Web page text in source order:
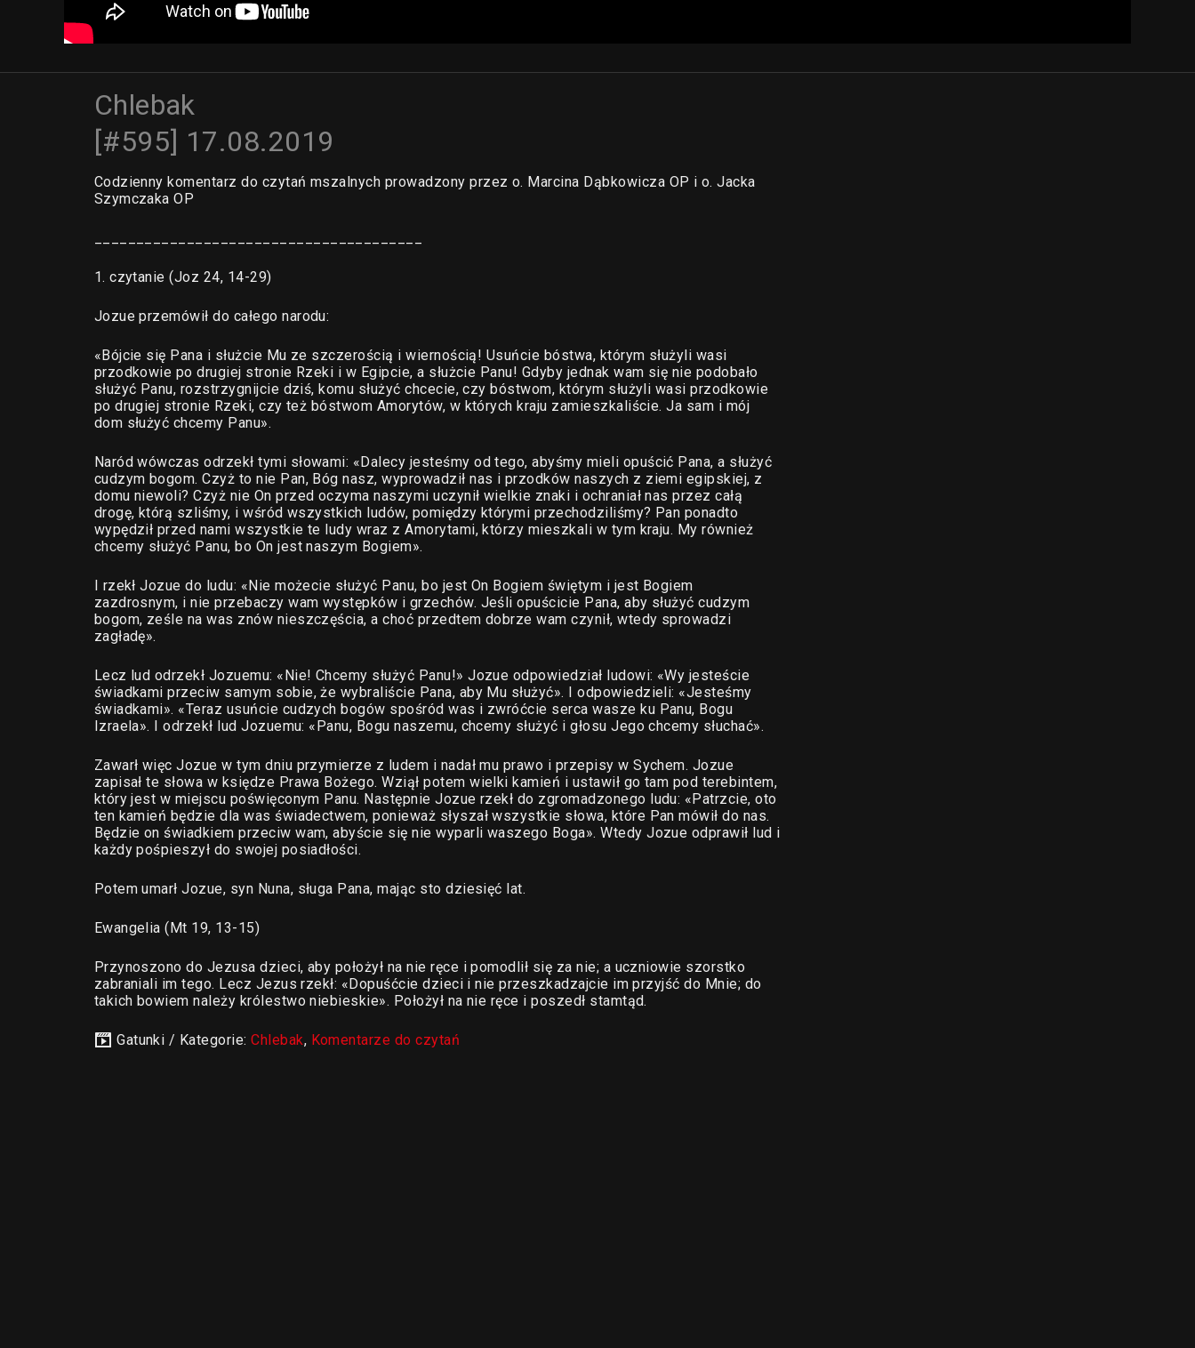
Chlebak
[#595] 17.08.2019
Codzienny komentarz do czytań mszalnych prowadzony przez o. Marcina Dąbkowicza OP i o. Jacka
Szymczaka OP
1. czytanie (Joz 24, 14-29)
Jozue przemówił do całego narodu:
«Bójcie się Pana i służcie Mu ze szczerością i wiernością! Usuńcie bóstwa, którym służyli wasi
przodkowie po drugiej stronie Rzeki i w Egipcie, a służcie Panu! Gdyby jednak wam się nie podobało
służyć Panu, rozstrzygnijcie dziś, komu służyć chcecie, czy bóstwom, którym służyli wasi przodkowie
po drugiej stronie Rzeki, czy też bóstwom Amorytów, w których kraju zamieszkaliście. Ja sam i mój
dom służyć chcemy Panu».
Naród wówczas odrzekł tymi słowami: «Dalecy jesteśmy od tego, abyśmy mieli opuścić Pana, a służyć
cudzym bogom. Czyż to nie Pan, Bóg nasz, wyprowadził nas i przodków naszych z ziemi egipskiej, z
domu niewoli? Czyż nie On przed oczyma naszymi uczynił wielkie znaki i ochraniał nas przez całą
drogę, którą szliśmy, i wśród wszystkich ludów, pomiędzy którymi przechodziliśmy? Pan ponadto
wypędził przed nami wszystkie te ludy wraz z Amorytami, którzy mieszkali w tym kraju. My również
chcemy służyć Panu, bo On jest naszym Bogiem».
I rzekł Jozue do ludu: «Nie możecie służyć Panu, bo jest On Bogiem świętym i jest Bogiem
zazdrosnym, i nie przebaczy wam występków i grzechów. Jeśli opuścicie Pana, aby służyć cudzym
bogom, ześle na was znów nieszczęścia, a choć przedtem dobrze wam czynił, wtedy sprowadzi
zagładę».
Lecz lud odrzekł Jozuemu: «Nie! Chcemy służyć Panu!» Jozue odpowiedział ludowi: «Wy jesteście
świadkami przeciw samym sobie, że wybraliście Pana, aby Mu służyć». I odpowiedzieli: «Jesteśmy
świadkami». «Teraz usuńcie cudzych bogów spośród was i zwróćcie serca wasze ku Panu, Bogu
Izraela». I odrzekł lud Jozuemu: «Panu, Bogu naszemu, chcemy służyć i głosu Jego chcemy słuchać».
Zawarł więc Jozue w tym dniu przymierze z ludem i nadał mu prawo i przepisy w Sychem. Jozue
zapisał te słowa w księdze Prawa Bożego. Wziął potem wielki kamień i ustawił go tam pod terebintem,
który jest w miejscu poświęconym Panu. Następnie Jozue rzekł do zgromadzonego ludu: «Patrzcie, oto
ten kamień będzie dla was świadectwem, ponieważ słyszał wszystkie słowa, które Pan mówił do nas.
Będzie on świadkiem przeciw wam, abyście się nie wyparli waszego Boga». Wtedy Jozue odprawił lud i
każdy pośpieszył do swojej posiadłości.
Potem umarł Jozue, syn Nuna, sługa Pana, mając sto dziesięć lat.
Ewangelia (Mt 19, 13-15)
Przynoszono do Jezusa dzieci, aby położył na nie ręce i pomodlił się za nie; a uczniowie szorstko
zabraniali im tego. Lecz Jezus rzekł: «Dopuśćcie dzieci i nie przeszkadzajcie im przyjść do Mnie; do
takich bowiem należy królestwo niebieskie». Położył na nie ręce i poszedł stamtąd.
Gatunki / Kategorie:Chlebak, Komentarze do czytań